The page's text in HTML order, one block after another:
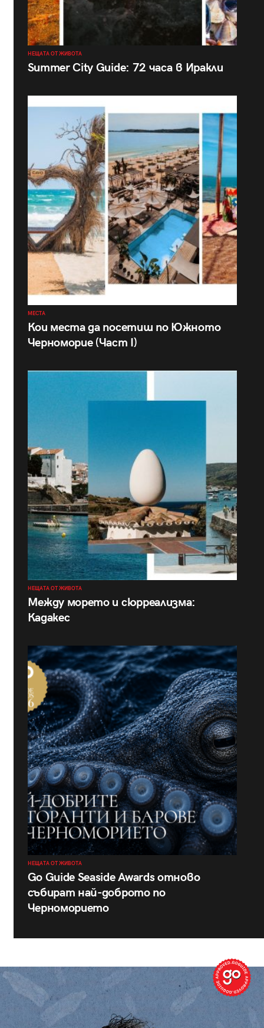
НЕЩАТА ОТ ЖИВОТА
Summer City Guide: 72 часа в Иракли
МЕСТА
Кои места да посетиш по Южното
Черноморие (Част I)
НЕЩАТА ОТ ЖИВОТА
Между морето и сюрреализма:
Кадакес
НЕЩАТА ОТ ЖИВОТА
Go Guide Seaside Awards отново
събират най-доброто по
Черноморието